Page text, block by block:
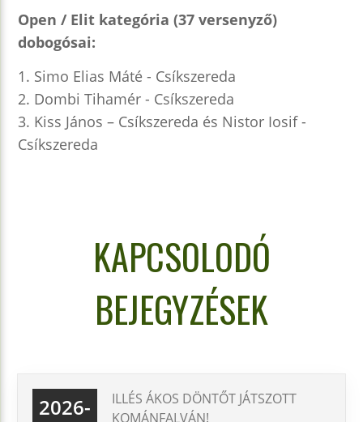
Open / Elit kategória (37 versenyző)
dobogósai:
1. Simo Elias Máté - Csíkszereda
2. Dombi Tihamér - Csíkszereda
3. Kiss János – Csíkszereda és Nistor Iosif -
Csíkszereda
KAPCSOLODÓ
BEJEGYZÉSEK
2026-
ILLÉS ÁKOS DÖNTŐT JÁTSZOTT
KOMÁNFALVÁN!